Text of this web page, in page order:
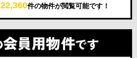
22,360件の物件が閲覧可能です！